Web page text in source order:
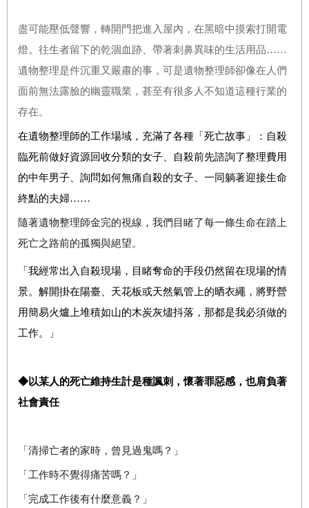
盡可能壓低聲響，轉開門把進入屋內，在黑暗中摸索打開電
燈。往生者留下的乾涸血跡、帶著刺鼻異味的生活用品……
遺物整理是件沉重又嚴肅的事，可是遺物整理師卻像在人們
面前無法露臉的幽靈職業，甚至有很多人不知道這種行業的
存在。
在遺物整理師的工作場域，充滿了各種「死亡故事」：自殺
臨死前做好資源回收分類的女子、自殺前先諮詢了整理費用
的中年男子、詢問如何無痛自殺的女子、一同躺著迎接生命
終點的夫婦……
隨著遺物整理師金完的視線，我們目睹了每一條生命在踏上
死亡之路前的孤獨與絕望。
「我經常出入自殺現場，目睹奪命的手段仍然留在現場的情
景。解開掛在陽臺、天花板或天然氣管上的晒衣繩，將野營
用簡易火爐上堆積如山的木炭灰燼抖落，那都是我必須做的
工作。」
◆以某人的死亡維持生計是種諷刺，懷著罪惡感，也肩負著
社會責任
「清掃亡者的家時，曾見過鬼嗎？」
「工作時不覺得痛苦嗎？」
「完成工作後有什麼意義？」